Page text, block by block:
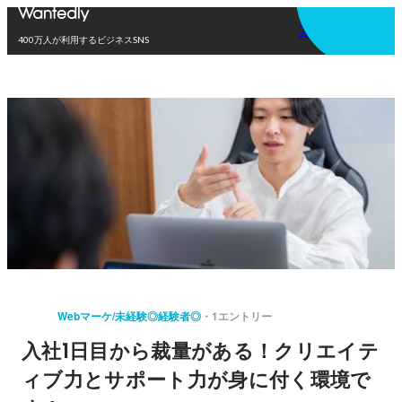
400万人が利用するビジネスSNS
アプリを使う
Webマーケ/未経験◎経験者◎ 1エントリー
入社1日目から裁量がある！クリエイテ
ィブ力とサポート力が身に付く環境で